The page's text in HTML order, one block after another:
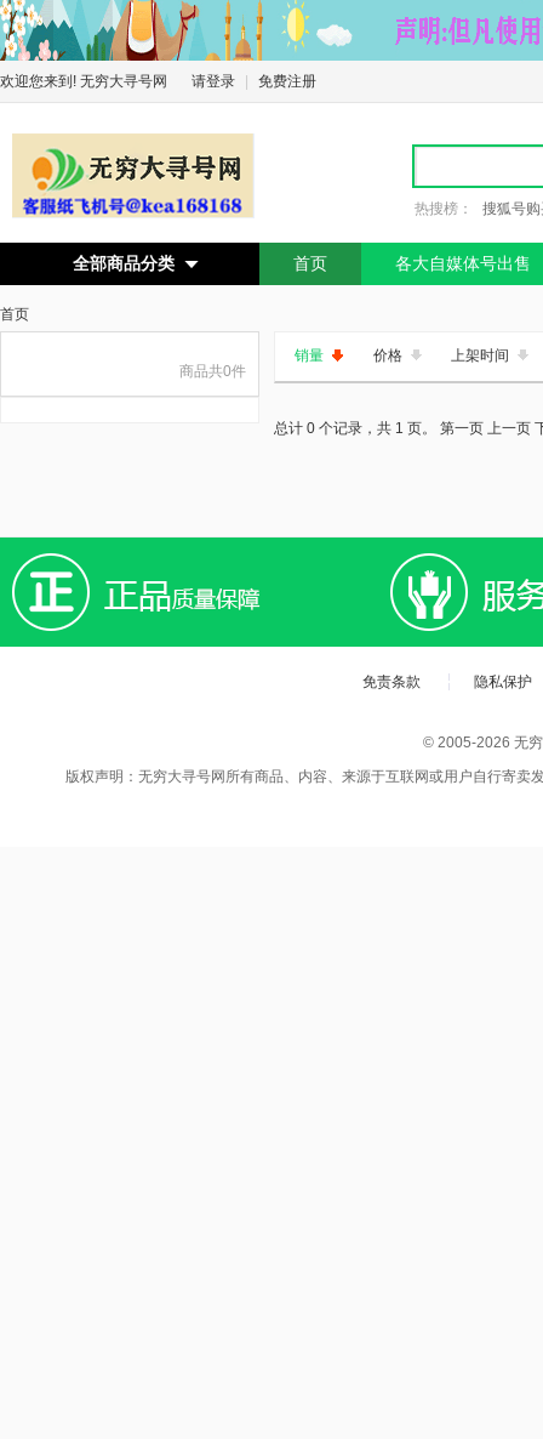
欢迎您来到! 无穷大寻号网 请登录 免费注册
热搜榜： 搜狐号
全部商品分类  首页 各大自媒体号出售
首页
商品共0件
销量 价格 上架时间
总计 0 个记录，共 1 页。 第一页 上一页
免责条款 隐私保护
© 2005-2026 无
版权声明：无穷大寻号网所有商品、内容、来源于互联网或用户自行寄卖